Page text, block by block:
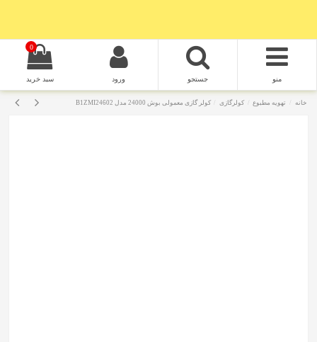
منو جستجو ورود
0
سبد خرید
خانه تهویه مطبوع کولرگازی کولر گازی معمولی بوش 24000 مدل B1ZMI24602